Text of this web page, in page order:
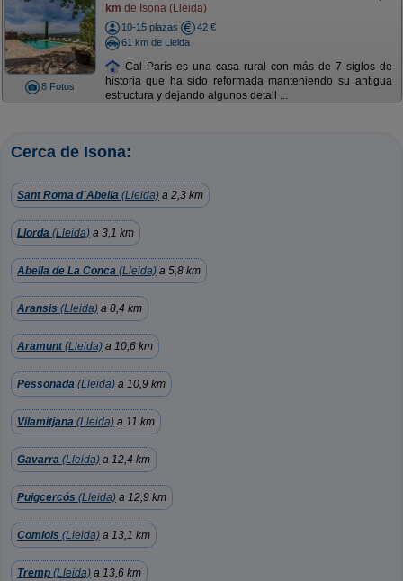
8 Fotos
km de Isona (Lleida)
10-15 plazas
42 €
61 km de Lleida
Cal París es una casa rural con más de 7 siglos de
historia que ha sido reformada manteniendo su antigua
estructura y dejando algunos detall ...
Cerca de Isona:
Sant Roma d´Abella (Lleida) a 2,3 km
Llorda (Lleida) a 3,1 km
Abella de La Conca (Lleida) a 5,8 km
Aransis (Lleida) a 8,4 km
Aramunt(Lleida) a 10,6 km
Pessonada (Lleida) a 10,9 km
Vilamitjana (Lleida) a 11 km
Gavarra (Lleida) a 12,4 km
Puigcercós (Lleida) a 12,9 km
Comiols (Lleida) a 13,1 km
Tremp (Lleida) a 13,6 km